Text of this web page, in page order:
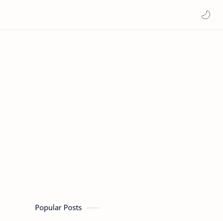
Popular Posts